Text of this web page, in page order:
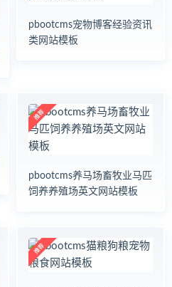
pbootcms宠物博客经验资讯
类网站模板
pbootcms养马场畜牧业马匹
饲养养殖场英文网站模板